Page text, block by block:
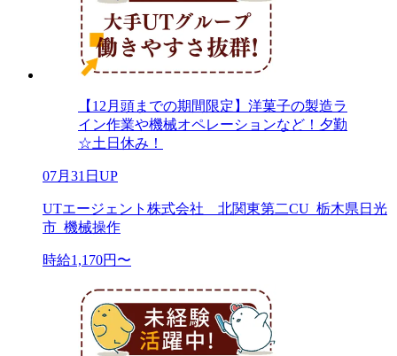
【12月頭までの期間限定】洋菓子の製造ラ
イン作業や機械オペレーションなど！夕勤
☆土日休み！
07月31日UP
UTエージェント株式会社 北関東第二CU_栃木県日光
市_機械操作
時給1,170円〜